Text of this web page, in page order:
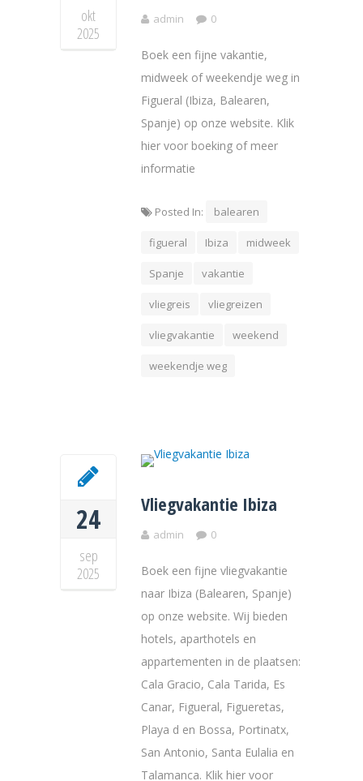
okt
2025
admin 0
Boek een fijne vakantie,
midweek of weekendje weg in
Figueral (Ibiza, Balearen,
Spanje) op onze website. Klik
hier voor boeking of meer
informatie
Posted In: balearen
figueral Ibiza midweek
Spanje vakantie
vliegreis vliegreizen
vliegvakantie weekend
weekendje weg
24
sep
2025
Vliegvakantie Ibiza
admin 0
Boek een fijne vliegvakantie
naar Ibiza (Balearen, Spanje)
op onze website. Wij bieden
hotels, aparthotels en
appartementen in de plaatsen:
Cala Gracio, Cala Tarida, Es
Canar, Figueral, Figueretas,
Playa d en Bossa, Portinatx,
San Antonio, Santa Eulalia en
Talamanca. Klik hier voor